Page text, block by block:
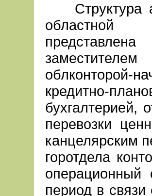
Структура
облконторой-
кредитно-
бухгалтерией,
перевозки
канцелярским
горотдела
операционный
период в